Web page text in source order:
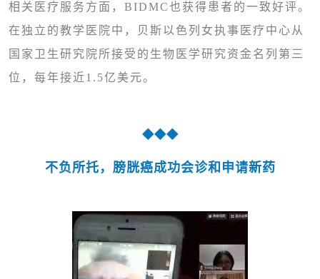
相关医疗服务方面，BIDMC也获得患者的一致好评。
在独立的教学医院中，贝斯以色列女执事医疗中心从
国家卫生研究院所接受的生物医学研究资金名列第三
位，每年接近1.5亿美元。
◆◆◆
不负所托，膀胱癌成功会诊和申请新药